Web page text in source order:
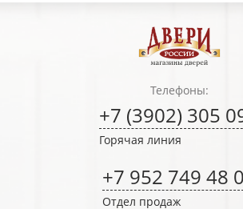
Телефоны:
+7 (3902) 305
Горячая линия
+7 952 749 48
Отдел продаж